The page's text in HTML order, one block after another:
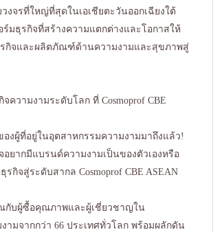
งจรที่ใหญ่ที่สุดในเอเชียตะวันออกเฉียงใต้
มธุรกิจที่สร้างความแตกต่างและโอกาสให้
กิจและผลิตภัณฑ์ด้านความงามและสุขภาพสู่
ความงามระดับโลก ที่ Cosmoprof CBE
งผู้ที่อยู่ในอุตสาหกรรมความงามมาถึงแล้ว!
ยากมีแบรนด์ความงามเป็นของตัวเองหรือ
รกิจสู่ระดับสากล Cosmoprof CBE ASEAN
ณกับผู้ซื้อคุณภาพและผู้เชี่ยวชาญใน
ามจากกว่า 66 ประเทศทั่วโลก พร้อมผลักดัน